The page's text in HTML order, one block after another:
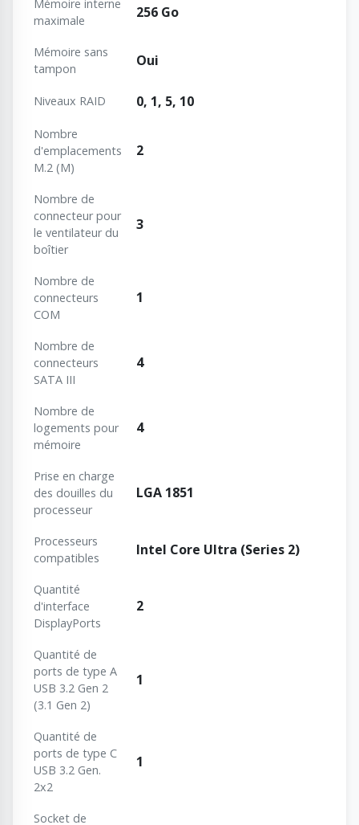
Mémoire interne
maximale
256 Go
Mémoire sans
tampon
Oui
Niveaux RAID 0, 1, 5, 10
Nombre
d'emplacements
M.2 (M)
2
Nombre de
connecteur pour
le ventilateur du
boîtier
3
Nombre de
connecteurs
COM
1
Nombre de
connecteurs
SATA III
4
Nombre de
logements pour
mémoire
4
Prise en charge
des douilles du
processeur
LGA 1851
Processeurs
compatibles
Intel Core Ultra (Series 2)
Quantité
d'interface
DisplayPorts
2
Quantité de
ports de type A
USB 3.2 Gen 2
(3.1 Gen 2)
1
Quantité de
ports de type C
USB 3.2 Gen.
2x2
1
Socket de